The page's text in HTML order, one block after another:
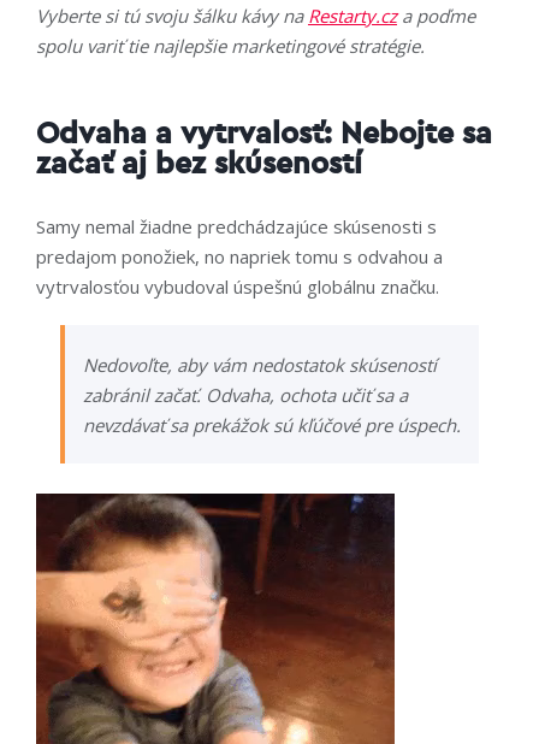
Vyberte si tú svoju šálku kávy na Restarty.cza poďme
spolu variť tie najlepšie marketingové stratégie.
Odvaha a vytrvalosť: Nebojte sa
začať aj bez skúseností
Samy nemal žiadne predchádzajúce skúsenosti s
predajom ponožiek, no napriek tomu s odvahou a
vytrvalosťou vybudoval úspešnú globálnu značku.
Nedovoľte, aby vám nedostatok skúseností
zabránil začať. Odvaha, ochota učiť sa a
nevzdávať sa prekážok sú kľúčové pre úspech.